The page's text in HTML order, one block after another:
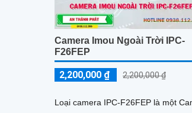
Camera Imou Ngoài Trời IPC-
F26FEP
2,200,000 ₫ 2,200,000 ₫
Loại camera IPC-F26FEP là một